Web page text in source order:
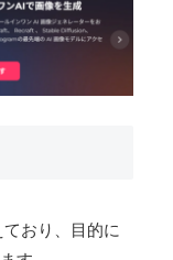
おり、目的に